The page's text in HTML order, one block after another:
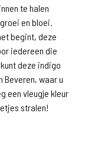
te halen
en bloei.
begint, deze
iedereen die
deze indigo
Beveren, waar u
een vleugje kleur
stralen!